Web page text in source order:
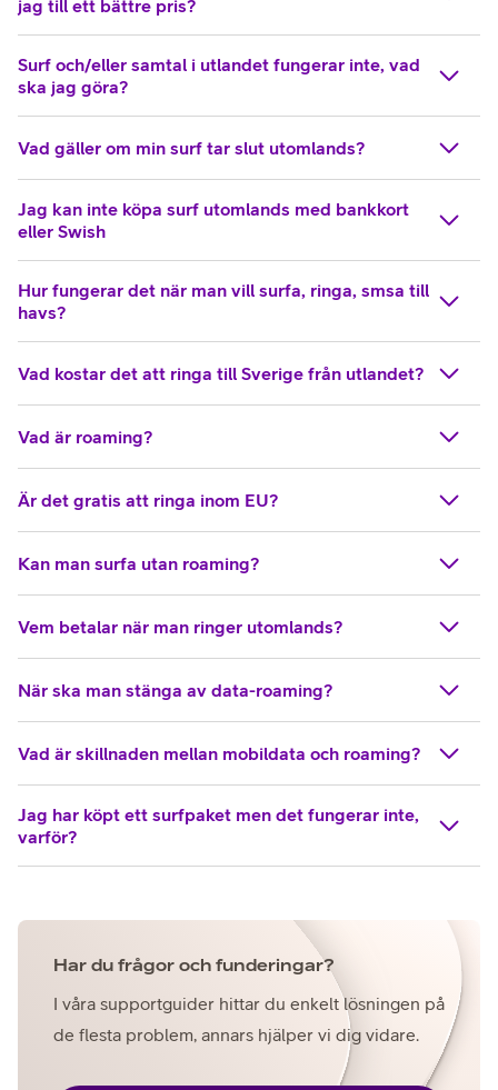
jag till ett bättre pris?
Surf och/eller samtal i utlandet fungerar inte, vad
ska jag göra?
Vad gäller om min surf tar slut utomlands?
Jag kan inte köpa surf utomlands med bankkort
eller Swish
Hur fungerar det när man vill surfa, ringa, smsa till
havs?
Vad kostar det att ringa till Sverige från utlandet?
Vad är roaming?
Är det gratis att ringa inom EU?
Kan man surfa utan roaming?
Vem betalar när man ringer utomlands?
När ska man stänga av data-roaming?
Vad är skillnaden mellan mobildata och roaming?
Jag har köpt ett surfpaket men det fungerar inte,
varför?
Har du frågor och funderingar?
I våra supportguider hittar du enkelt lösningen på
de flesta problem, annars hjälper vi dig vidare.